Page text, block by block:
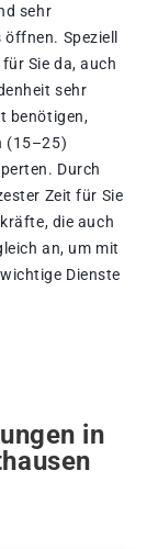
sehr
Speziell
Sie da, auch
sehr
benötigen,
(15–25)
Durch
Zeit für Sie
die auch
an, um mit
Dienste
in